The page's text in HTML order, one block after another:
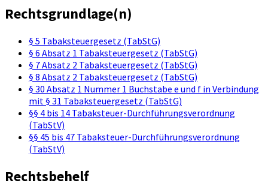
Rechtsgrundlage(n)
§ 5 Tabaksteuergesetz (TabStG)
§ 6 Absatz 1 Tabaksteuergesetz (TabStG)
§ 7 Absatz 2 Tabaksteuergesetz (TabStG)
§ 8 Absatz 2 Tabaksteuergesetz (TabStG)
§ 30 Absatz 1 Nummer 1 Buchstabe e und f in Verbindung
mit § 31 Tabaksteuergesetz (TabStG)
§§ 4 bis 14 Tabaksteuer-Durchführungsverordnung
(TabStV)
§§ 45 bis 47 Tabaksteuer-Durchführungsverordnung
(TabStV)
Rechtsbehelf